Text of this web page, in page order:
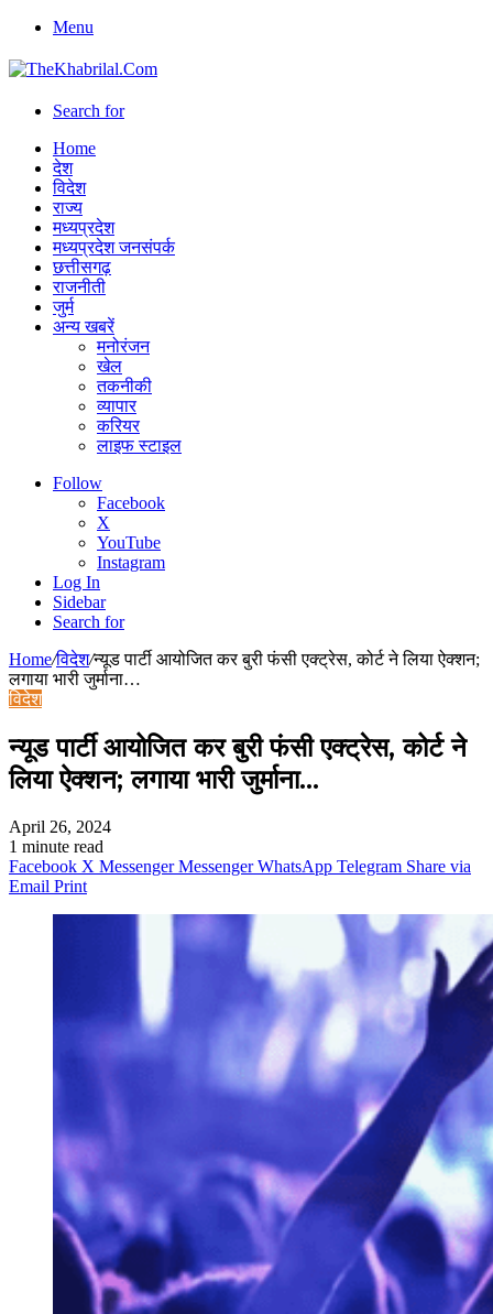
Menu
Search for
Home
देश
विदेश
राज्य
मध्यप्रदेश
मध्यप्रदेश जनसंपर्क
छत्तीसगढ़
राजनीती
जुर्म
अन्य खबरें
मनोरंजन
खेल
तकनीकी
व्यापार
करियर
लाइफ स्टाइल
Follow
Facebook
X
YouTube
Instagram
Log In
Sidebar
Search for
Home/विदेश/न्यूड पार्टी आयोजित कर बुरी फंसी एक्ट्रेस, कोर्ट ने लिया ऐक्शन;
लगाया भारी जुर्माना…
विदेश
न्यूड पार्टी आयोजित कर बुरी फंसी एक्ट्रेस, कोर्ट ने
लिया ऐक्शन; लगाया भारी जुर्माना…
April 26, 2024
1 minute read
Facebook X Messenger Messenger WhatsApp Telegram Share via
Email Print